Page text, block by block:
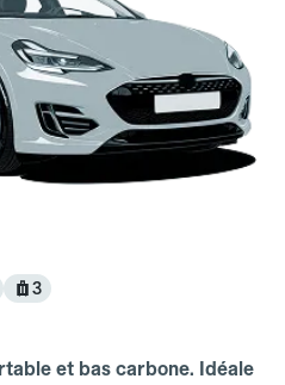
3
et bas carbone. Idéale